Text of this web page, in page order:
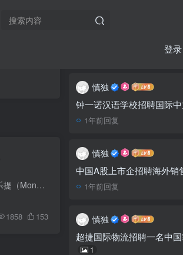
登录
两位拥有价值数十亿美元资产，为成千上万柬埔寨人创造就业机会而闻名的富豪蒙乐提（Mong Reththy） 周速光（Sok Kong），将共同建设4号国道连接通往卜哥山的道路，一个出钱，一个出地。据1月25...
1858 153
1 柬埔寨
《吴哥王者
赛
柬埔
4
今日高
新冠患者考
慎独
钟一诺汉语学校招聘国际
1年前回复
慎独
中国A股上市企招聘海外销
1年前回复
慎独
超捷国际物流招聘一名中
1